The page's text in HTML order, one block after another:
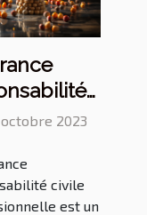
?
octobre 2023
civile
est un